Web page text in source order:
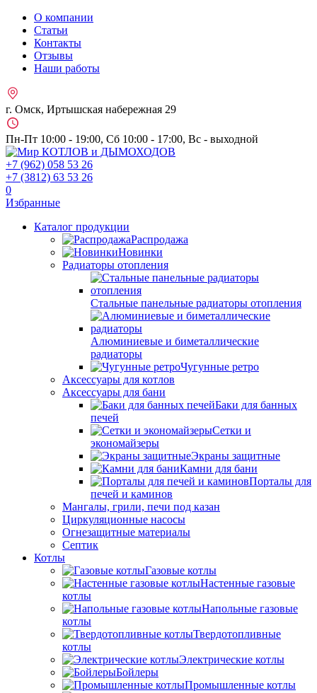
О компании
Статьи
Контакты
Отзывы
Наши работы
г. Омск, Иртышская набережная 29
Пн-Пт 10:00 - 19:00, Сб 10:00 - 17:00, Вс - выходной
+7 (962) 058 53 26
+7 (3812) 63 53 26
0
Избранные
Каталог продукции
Распродажа
Новинки
Радиаторы отопления
Стальные панельные радиаторы отопления
Алюминиевые и биметаллические
радиаторы
Чугунные ретро
Аксессуары для котлов
Аксессуары для бани
Баки для банных
печей
Сетки и
экономайзеры
Экраны защитные
Камни для бани
Порталы для
печей и каминов
Мангалы, грили, печи под казан
Циркуляционные насосы
Огнезащитные материалы
Септик
Котлы
Газовые котлы
Настенные газовые
котлы
Напольные газовые
котлы
Твердотопливные
котлы
Электрические котлы
Бойлеры
Промышленные котлы